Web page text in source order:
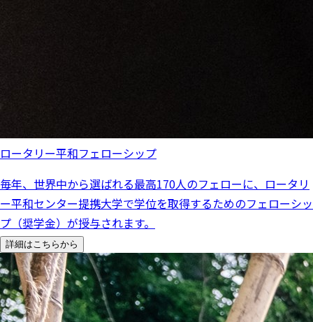
ロータリー平和フェローシップ
毎年、世界中から選ばれる最高170人のフェローに、ロータリ
ー平和センター提携大学で学位を取得するためのフェローシッ
プ（奨学金）が授与されます。
詳細はこちらから